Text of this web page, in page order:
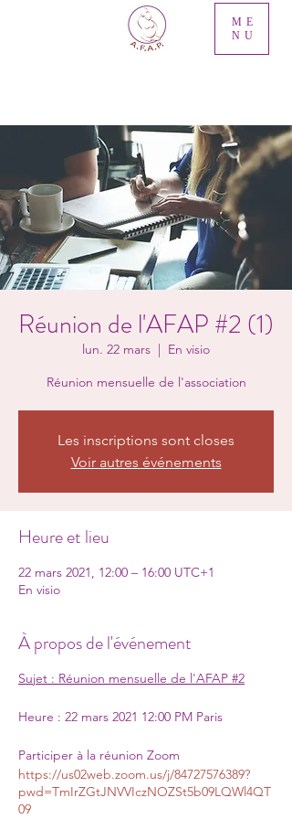
ME
NU
Réunion de l'AFAP #2 (1)
lun. 22 mars
  |
En visio
Réunion mensuelle de l'association
Les inscriptions sont closes
Voir autres événements
Heure et lieu
22 mars 2021, 12:00 – 16:00 UTC+1
En visio
À propos de l'événement
Sujet : Réunion mensuelle de l'AFAP #2
Heure : 22 mars 2021 12:00 PM Paris
Participer à la réunion Zoom
https://us02web.zoom.us/j/84727576389?
pwd=TmIrZGtJNVVIczNOZSt5b09LQWl4QT
09